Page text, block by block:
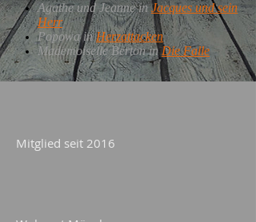
Agathe und Jeanne inJacques und sein
Herr
Popowa inHerzattacken
Mademoiselle Berton inDie Falle
Mitglied seit 2016